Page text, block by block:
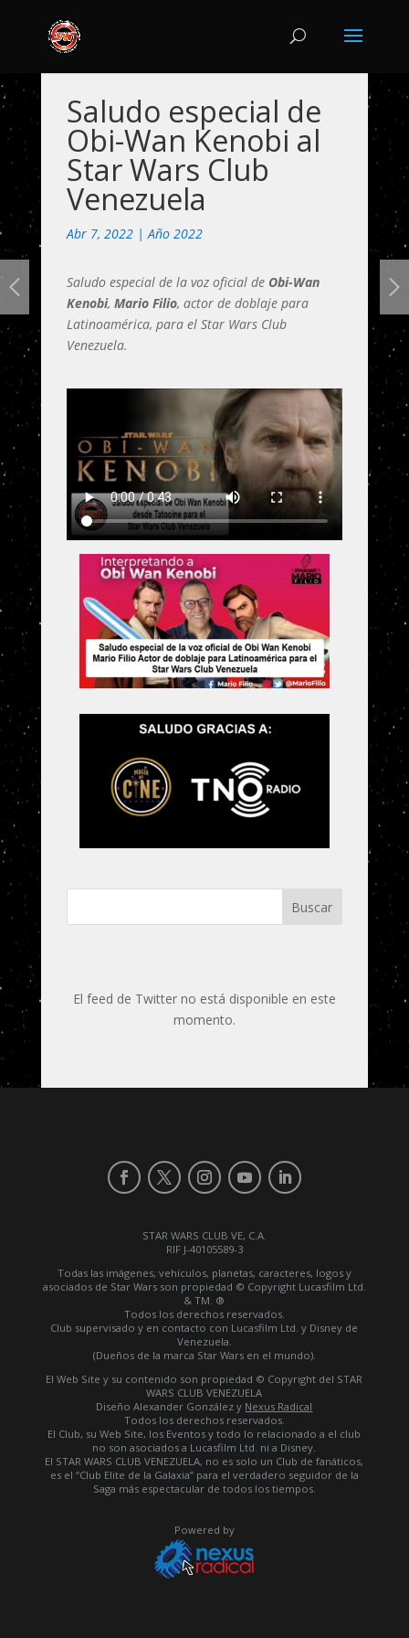
Saludo especial de
Obi-Wan Kenobi al
Star Wars Club
Venezuela
Abr 7, 2022|Año 2022
Saludo especial de la voz oficial de Obi-Wan
Kenobi, Mario Filio, actor de doblaje para
Latinoamérica, para el Star Wars Club
Venezuela.
Buscar
El feed de Twitter no está disponible en este
momento.
STAR WARS CLUB VE, C.A.
RIF J-40105589-3
Todas las imágenes, vehículos, planetas, caracteres, logos y
asociados de Star Wars son propiedad © Copyright Lucasfilm Ltd.
& TM. ®
Todos los derechos reservados.
Club supervisado y en contacto con Lucasfilm Ltd. y Disney de
Venezuela.
(Dueños de la marca Star Wars en el mundo).
El Web Site y su contenido son propiedad © Copyright del STAR
WARS CLUB VENEZUELA
Diseño Alexander González y Nexus Radical
Todos los derechos reservados.
El Club, su Web Site, los Eventos y todo lo relacionado a el club
no son asociados a Lucasfilm Ltd. ni a Disney.
El STAR WARS CLUB VENEZUELA, no es solo un Club de fanáticos,
es el “Club Elite de la Galaxia” para el verdadero seguidor de la
Saga más espectacular de todos los tiempos.
Powered by